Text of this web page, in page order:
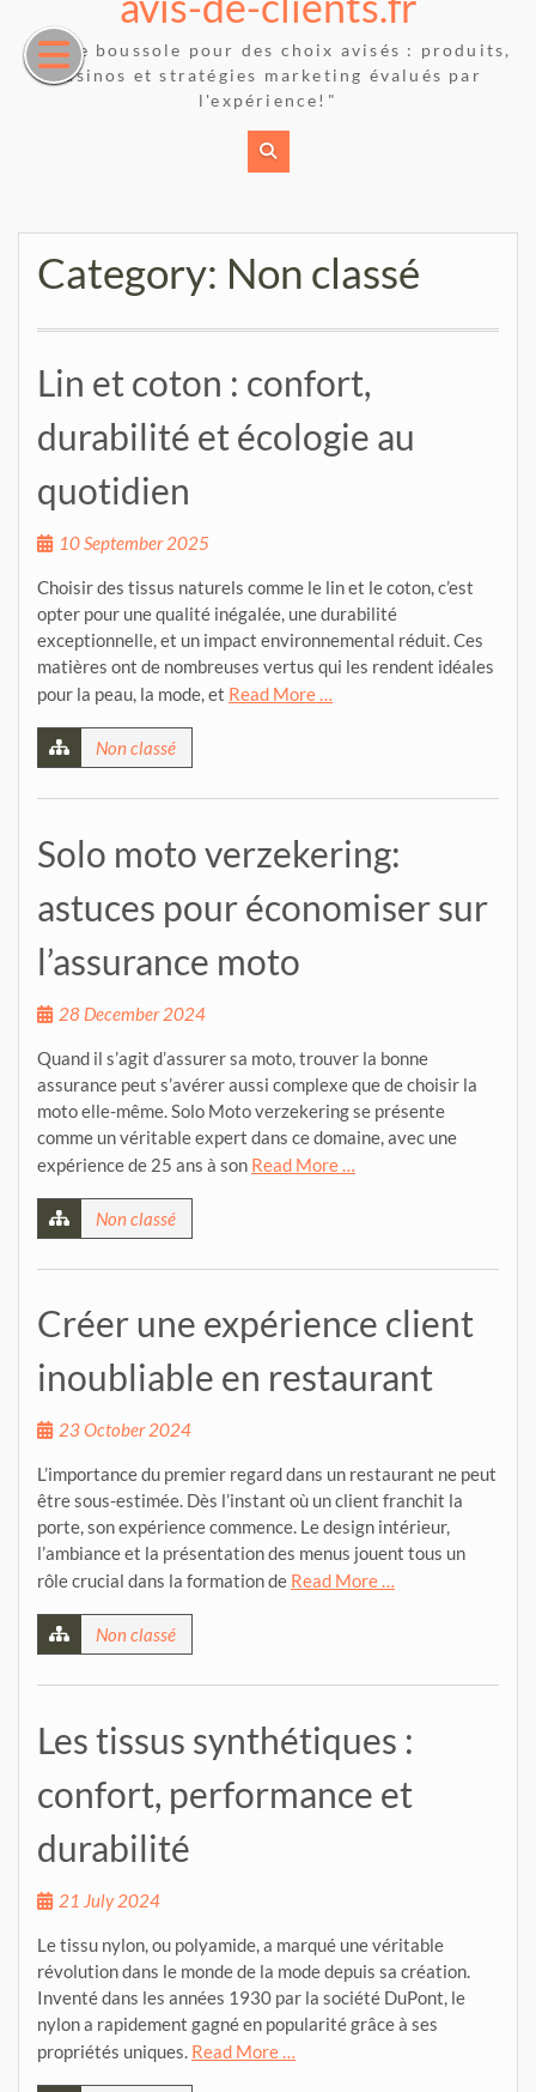
content
"Votre boussole pour des choix avisés : produits,
casinos et stratégies marketing évalués par
l'expérience!"
Category: Non classé
Lin et coton : confort,
durabilité et écologie au
quotidien
10 September 2025
Choisir des tissus naturels comme le lin et le coton, c’est
opter pour une qualité inégalée, une durabilité
exceptionnelle, et un impact environnemental réduit. Ces
matières ont de nombreuses vertus qui les rendent idéales
pour la peau, la mode, et Read More …
Non classé
Solo moto verzekering:
astuces pour économiser sur
l’assurance moto
28 December 2024
Quand il s’agit d’assurer sa moto, trouver la bonne
assurance peut s’avérer aussi complexe que de choisir la
moto elle-même. Solo Moto verzekering se présente
comme un véritable expert dans ce domaine, avec une
expérience de 25 ans à son Read More …
Non classé
Créer une expérience client
inoubliable en restaurant
23 October 2024
L’importance du premier regard dans un restaurant ne peut
être sous-estimée. Dès l’instant où un client franchit la
porte, son expérience commence. Le design intérieur,
l’ambiance et la présentation des menus jouent tous un
rôle crucial dans la formation de Read More …
Non classé
Les tissus synthétiques :
confort, performance et
durabilité
21 July 2024
Le tissu nylon, ou polyamide, a marqué une véritable
révolution dans le monde de la mode depuis sa création.
Inventé dans les années 1930 par la société DuPont, le
nylon a rapidement gagné en popularité grâce à ses
propriétés uniques. Read More …